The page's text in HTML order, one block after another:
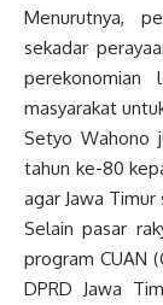
Menurutnya,
sekadar
perekonomian
masyarakat
Setyo Wahono
tahun ke-80
agar Jawa
Selain pasar
program CUAN
DPRD Jawa